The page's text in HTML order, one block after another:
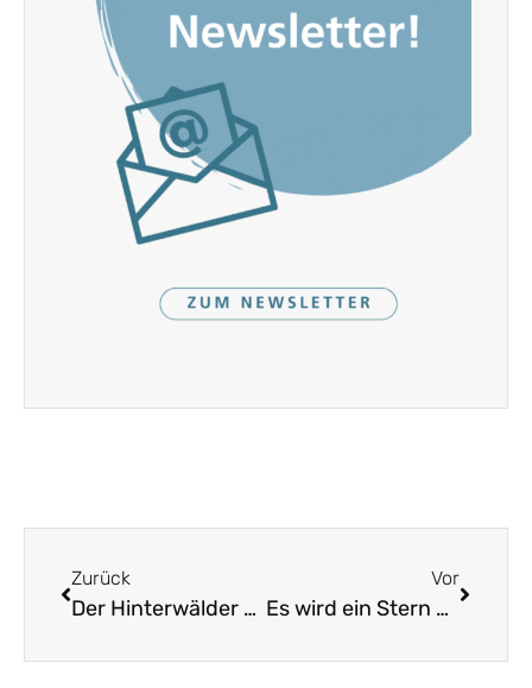
Zurück
Der Hinterwälder – Jodler / Jo lal djo u rü – Jodler
Vor
Es wird ein Stern aufgehen